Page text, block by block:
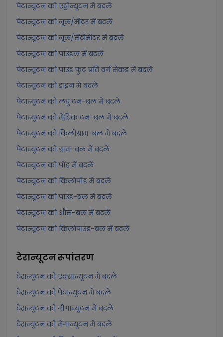
पेटान्यूटन को एट्टोन्यूटन में बदलें
पेटान्यूटन को जूल/मीटर में बदलें
पेटान्यूटन को जूल/सेंटीमीटर में बदलें
पेटान्यूटन को पाउंडल में बदलें
पेटान्यूटन को पाउंड फुट प्रति वर्ग सेकंड में बदलें
पेटान्यूटन को डाइन में बदलें
पेटान्यूटन को लघु टन-बल में बदलें
पेटान्यूटन को मेट्रिक टन-बल में बदलें
पेटान्यूटन को किलोग्राम-बल में बदलें
पेटान्यूटन को ग्राम-बल में बदलें
पेटान्यूटन को पोंड में बदलें
पेटान्यूटन को किलोपोंड में बदलें
पेटान्यूटन को पाउंड-बल में बदलें
पेटान्यूटन को औंस-बल में बदलें
पेटान्यूटन को किलोपाउंड-बल में बदलें
टेरान्यूटनरूपांतरण
टेरान्यूटन को एक्सान्यूटन में बदलें
टेरान्यूटन को पेटान्यूटन में बदलें
टेरान्यूटन को गीगान्यूटन में बदलें
टेरान्यूटन को मेगान्यूटन में बदलें